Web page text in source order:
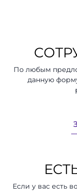
По любым
данную
Если у вас есть